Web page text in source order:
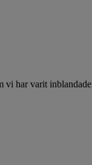
vi har varit